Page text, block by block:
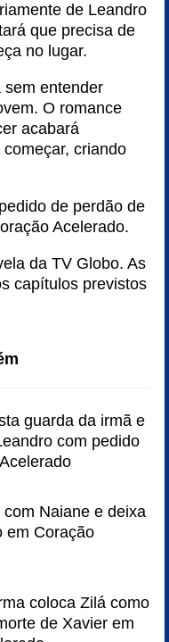
de Leandro
que precisa de
no lugar.
sem entender
O romance
acabará
criando
de perdão de
Acelerado.
da TV Globo. As
capítulos previstos
guarda da irmã e
com pedido
Naiane e deixa
em Coração
coloca Zilá como
de Xavier em